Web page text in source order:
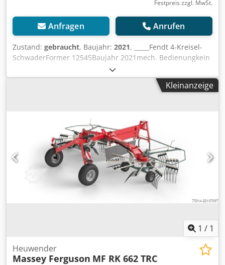
Festpreis zzgl. MwSt.
Anfragen Anrufen
Zustand: gebraucht, Baujahr: 2021, _____Fendt 4-Kreisel-
SchwaderFormer 12545Baujahr 2021mech. Bedienungkein
Isobuswenig gelaufensofort einsatzbereitPreis: 29.000,00
Euro (netto)34.510,00 Euro (inkl. 19% MwSt.),Lagerort:null
Kleinanzeige
1 / 1
Heuwender
Massey Ferguson MF RK 662 TRC